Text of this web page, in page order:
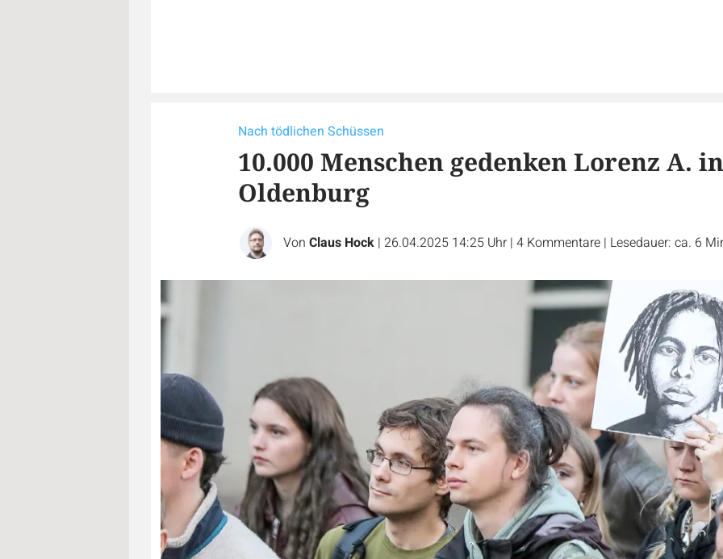
Nach tödlichen Schüssen
10.000 Menschen gedenken Lorenz A. in
Oldenburg
Von Claus Hock | 26.04.2025 14:25 Uhr | 4 Kommentare | Lesedauer: ca. 6